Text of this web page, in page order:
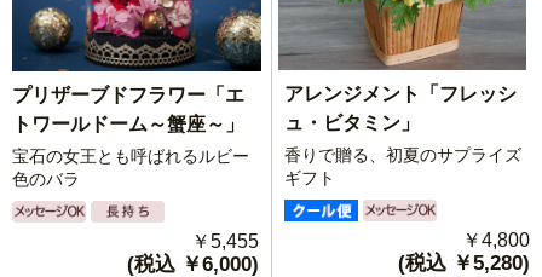
プリザーブドフラワー「エ
トワールドーム～蟹座～」
宝石の女王とも呼ばれるルビー
色のバラ
￥5,455
(税込 ￥6,000)
アレンジメント「フレッシ
ュ・ビタミン」
香りで贈る、初夏のサプライズ
ギフト
￥4,800
(税込 ￥5,280)